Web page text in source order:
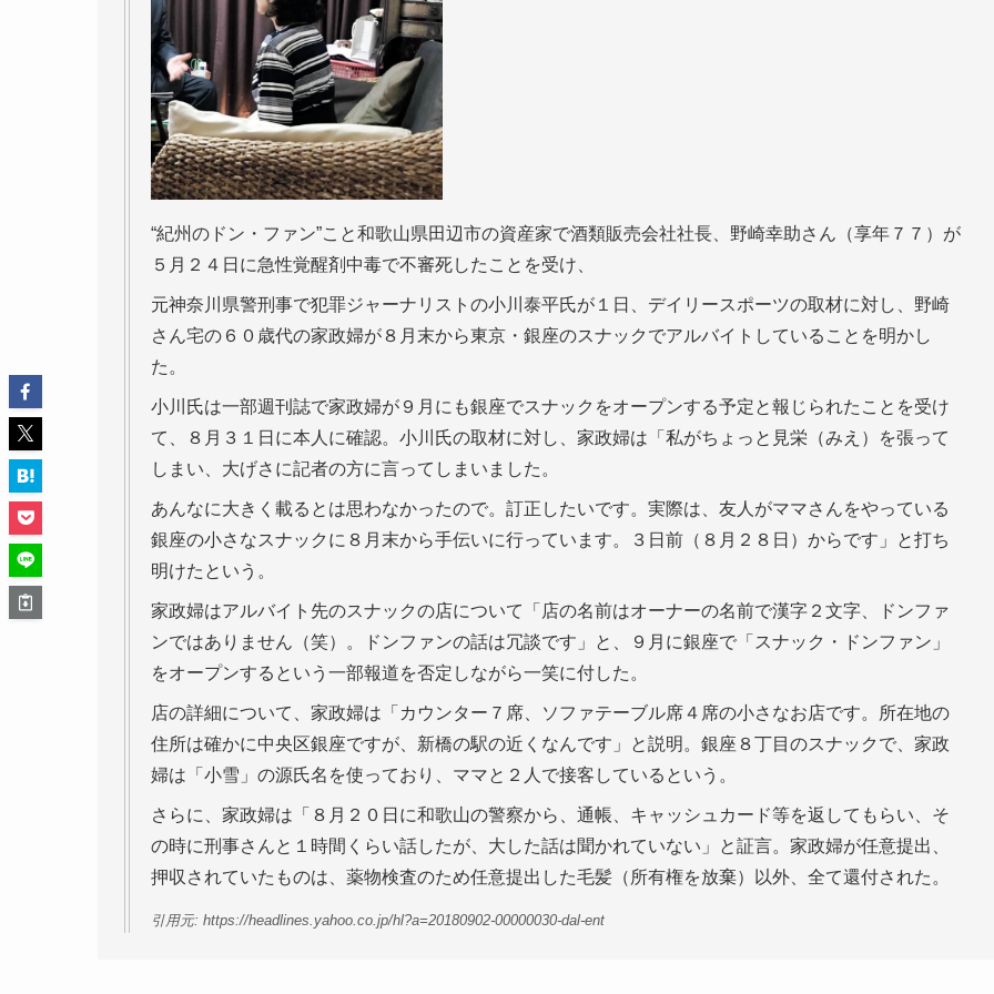
“紀州のドン・ファン”こと和歌山県田辺市の資産家で酒類販売会社社長、野崎幸助さん（享年７７）が
５月２４日に急性覚醒剤中毒で不審死したことを受け、
元神奈川県警刑事で犯罪ジャーナリストの小川泰平氏が１日、デイリースポーツの取材に対し、野崎
さん宅の６０歳代の家政婦が８月末から東京・銀座のスナックでアルバイトしていることを明かし
た。
小川氏は一部週刊誌で家政婦が９月にも銀座でスナックをオープンする予定と報じられたことを受け
て、８月３１日に本人に確認。小川氏の取材に対し、家政婦は「私がちょっと見栄（みえ）を張って
しまい、大げさに記者の方に言ってしまいました。
あんなに大きく載るとは思わなかったので。訂正したいです。実際は、友人がママさんをやっている
銀座の小さなスナックに８月末から手伝いに行っています。３日前（８月２８日）からです」と打ち
明けたという。
家政婦はアルバイト先のスナックの店について「店の名前はオーナーの名前で漢字２文字、ドンファ
ンではありません（笑）。ドンファンの話は冗談です」と、９月に銀座で「スナック・ドンファン」
をオープンするという一部報道を否定しながら一笑に付した。
店の詳細について、家政婦は「カウンター７席、ソファテーブル席４席の小さなお店です。所在地の
住所は確かに中央区銀座ですが、新橋の駅の近くなんです」と説明。銀座８丁目のスナックで、家政
婦は「小雪」の源氏名を使っており、ママと２人で接客しているという。
さらに、家政婦は「８月２０日に和歌山の警察から、通帳、キャッシュカード等を返してもらい、そ
の時に刑事さんと１時間くらい話したが、大した話は聞かれていない」と証言。家政婦が任意提出、
押収されていたものは、薬物検査のため任意提出した毛髪（所有権を放棄）以外、全て還付された。
引用元: https://headlines.yahoo.co.jp/hl?a=20180902-00000030-dal-ent